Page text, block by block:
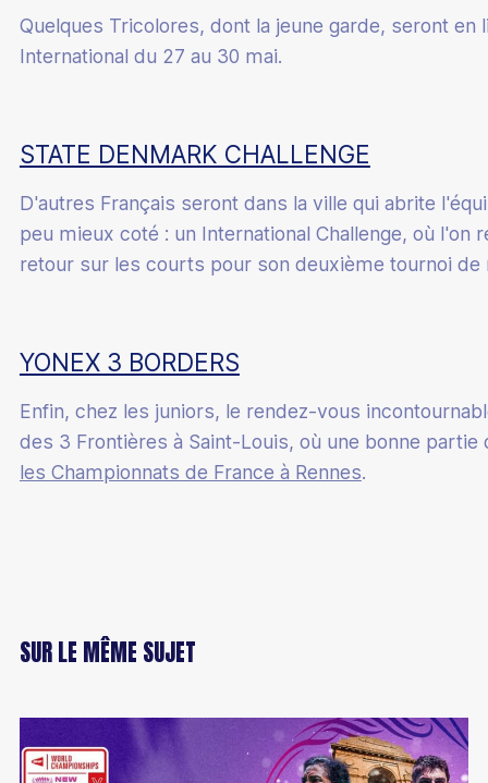
Quelques Tricolores, dont la jeune garde, seront en
International du 27 au 30 mai.
STATE DENMARK CHALLENGE
D'autres Français seront dans la ville qui abrite
peu mieux coté : un International Challenge, où
retour sur les courts pour son deuxième tournoi
YONEX 3 BORDERS
Enfin, chez les juniors, le rendez-vous
des 3 Frontières à Saint-Louis, où une bonne
les Championnats de France à Rennes.
SUR LE MÊME SUJET